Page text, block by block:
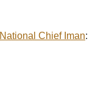
National Chief Iman: